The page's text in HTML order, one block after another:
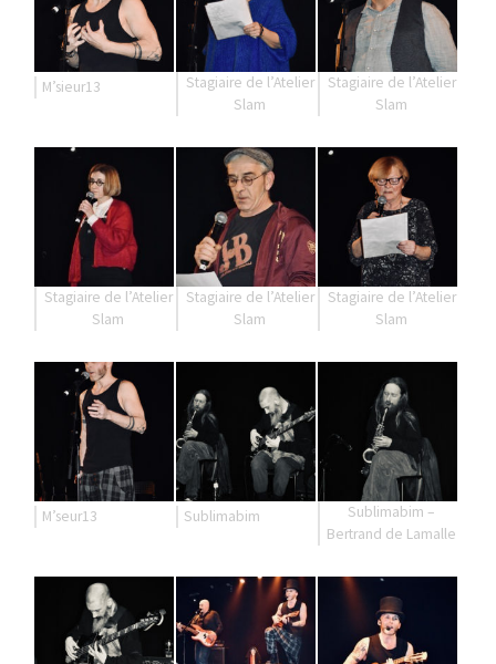
M’sieur13
Stagiaire de l’Atelier
Slam
Stagiaire de l’Atelier
Slam
Stagiaire de l’Atelier
Slam
Stagiaire de l’Atelier
Slam
Stagiaire de l’Atelier
Slam
M’seur13 Sublimabim
Sublimabim –
Bertrand de Lamalle